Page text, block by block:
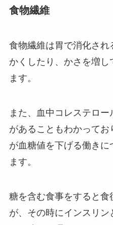
食物繊維
食物繊維は胃で消化され
かくしたり、かさを増し
ます。
また、血中コレステロ
があることもわかって
が血糖値を下げる働き
ます。
糖を含む食事をすると
が、その時にインスリン